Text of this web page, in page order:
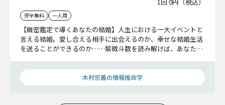
1回 0円（税込）
完全無料 一人用
【緻密鑑定で導くあなたの結婚】人生における一大イベントと
言える結婚。愛し合える相手に出会えるのか、幸せな結婚生活
を送ることができるのか……紫微斗数を読み解けば、あなたの
きますよ。
木村忠義の情報推命学